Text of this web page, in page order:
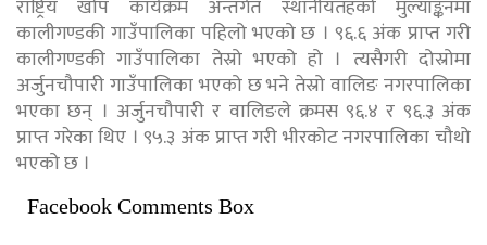
राष्ट्रिय खोप कार्यक्रम अन्तर्गत स्थानीयतहको मुल्याङ्कनमा
कालीगण्डकी गाउँपालिका पहिलो भएको छ । ९६.६ अंक प्राप्त गरी
कालीगण्डकी गाउँपालिका तेस्रो भएको हो । त्यसैगरी दोस्रोमा
अर्जुनचौपारी गाउँपालिका भएको छ भने तेस्रो वालिङ नगरपालिका
भएका छन् । अर्जुनचौपारी र वालिङले क्रमस ९६.४ र ९६.३ अंक
प्राप्त गरेका थिए । ९५.३ अंक प्राप्त गरी भीरकोट नगरपालिका चौथो
भएको छ ।
Facebook Comments Box